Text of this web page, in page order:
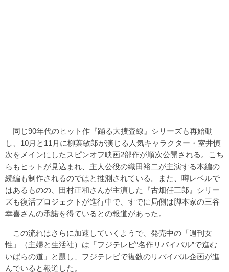
同じ90年代のヒット作『踊る大捜査線』シリーズも再始動
し、10月と11月に柳葉敏郎が演じる人気キャラクター・室井慎
次をメインにしたスピンオフ映画2部作が順次公開される。こち
らもヒットが見込まれ、主人公役の織田裕二が主演する本編の
続編も制作されるのではと推測されている。また、噂レベルで
はあるものの、田村正和さんが主演した『古畑任三郎』シリー
ズも復活プロジェクトが進行中で、すでに局側は脚本家の三谷
幸喜さんの承諾を得ているとの報道があった。
この流れはさらに加速していくようで、発売中の「週刊女
性」（主婦と生活社）は「フジテレビ“名作リバイバル”で進む
いばらの道」と題し、フジテレビで複数のリバイバル企画が進
んでいると報道した。